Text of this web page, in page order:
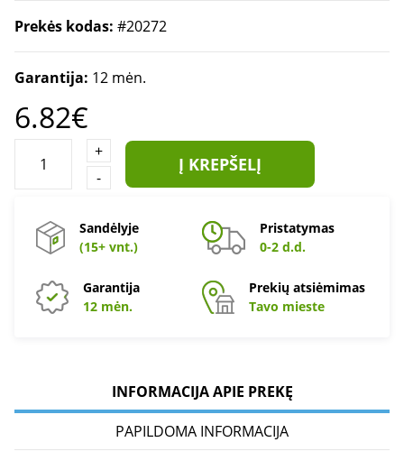
Prekės kodas: #20272
Garantija: 12 mėn.
6.82€
+
-
Į KREPŠELĮ
Sandėlyje
(15+ vnt.)
Pristatymas
0-2 d.d.
Garantija
12 mėn.
Prekių atsiėmimas
Tavo mieste
INFORMACIJA APIE PREKĘ
PAPILDOMA INFORMACIJA